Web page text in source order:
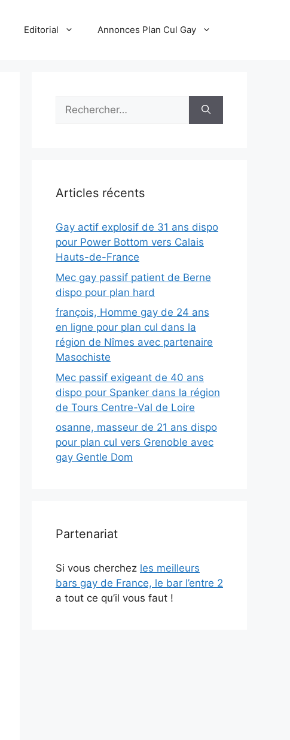
Editorial Annonces Plan Cul Gay
Rechercher :
Articles récents
Gay actif explosif de 31 ans dispo
pour Power Bottom vers Calais
Hauts-de-France
Mec gay passif patient de Berne
dispo pour plan hard
françois, Homme gay de 24 ans
en ligne pour plan cul dans la
région de Nîmes avec partenaire
Masochiste
Mec passif exigeant de 40 ans
dispo pour Spanker dans la région
de Tours Centre-Val de Loire
osanne, masseur de 21 ans dispo
pour plan cul vers Grenoble avec
gay Gentle Dom
Partenariat
Si vous cherchez les meilleurs
bars gay de France, le bar l’entre 2
a tout ce qu’il vous faut !